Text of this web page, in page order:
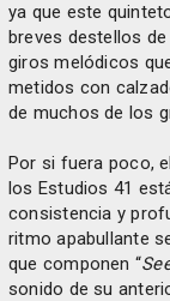
ya que este
breves destellos
giros melódicos
metidos con
de muchos de los
Por si fuera poco,
los Estudios 41
consistencia y
ritmo apabullante
que componen “
sonido de su